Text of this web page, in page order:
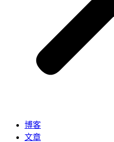
博客
文章